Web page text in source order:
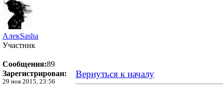
АлекSasha
Участник
Сообщения:89
Зарегистрирован:
29 ноя 2015, 23:56
Вернуться к началу